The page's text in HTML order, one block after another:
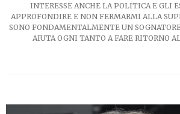
INTERESSE ANCHE LA POLITICA E GLI
APPROFONDIRE E NON FERMARMI ALLA
SONO FONDAMENTALMENTE UN
AIUTA OGNI TANTO A FARE RITORNO